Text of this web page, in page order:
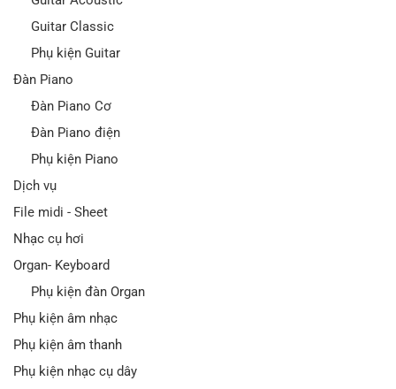
Guitar Classic
Phụ kiện Guitar
Đàn Piano
Đàn Piano Cơ
Đàn Piano điện
Phụ kiện Piano
Dịch vụ
File midi - Sheet
Nhạc cụ hơi
Organ- Keyboard
Phụ kiện đàn Organ
Phụ kiện âm nhạc
Phụ kiện âm thanh
Phụ kiện nhạc cụ dây